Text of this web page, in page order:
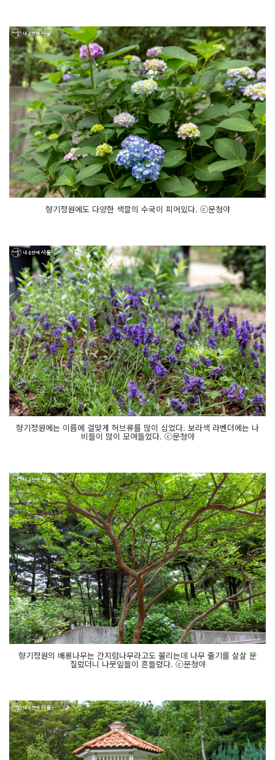
향기정원에도 다양한 색깔의 수국이 피어있다. ⓒ문청야
향기정원에는 이름에 걸맞게 허브류를 많이 심었다. 보라색 라벤더에는 나
비들이 많이 모여들었다. ⓒ문청야
향기정원의 배롱나무는 간지럼나무라고도 불리는데 나무 줄기를 살살 문
질렀더니 나뭇잎들이 흔들렸다. ⓒ문청야